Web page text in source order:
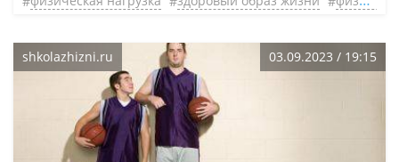
shkolazhizni.ru 03.09.2023 / 19:15